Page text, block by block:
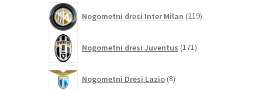
Nogometni dresi Inter Milan 219izdelkov
Nogometni dresi Juventus 171izdelkov
Nogometni Dresi Lazio 8izdelkov